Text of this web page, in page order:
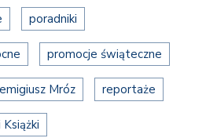
poradniki
promocje świąteczne
Mróz reportaże